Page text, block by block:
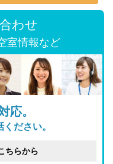
わせ
室情報など
応。
ださい。
ちらから